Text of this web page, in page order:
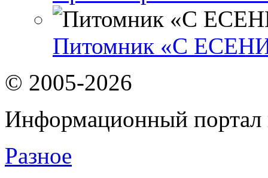
Питомник «С
© 2005-2026
Информационный портал
Разное